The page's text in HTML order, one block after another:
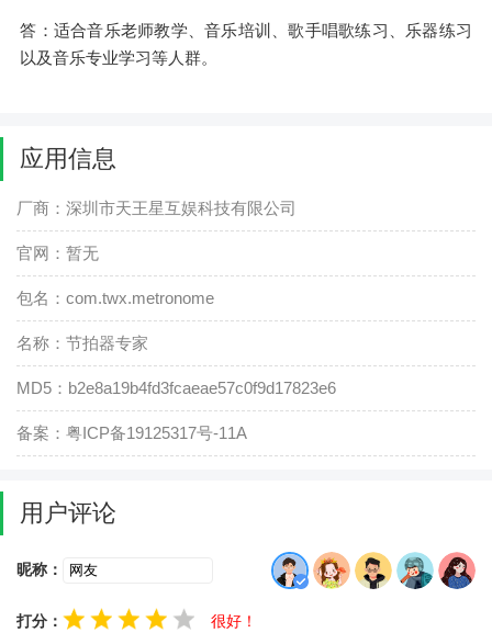
答：适合音乐老师教学、音乐培训、歌手唱歌练习、乐器练习
以及音乐专业学习等人群。
应用信息
厂商：深圳市天王星互娱科技有限公司
官网：暂无
包名：com.twx.metronome
名称：节拍器专家
MD5：b2e8a19b4fd3fcaeae57c0f9d17823e6
备案：粤ICP备19125317号-11A
用户评论
昵称：
打分： 很好！